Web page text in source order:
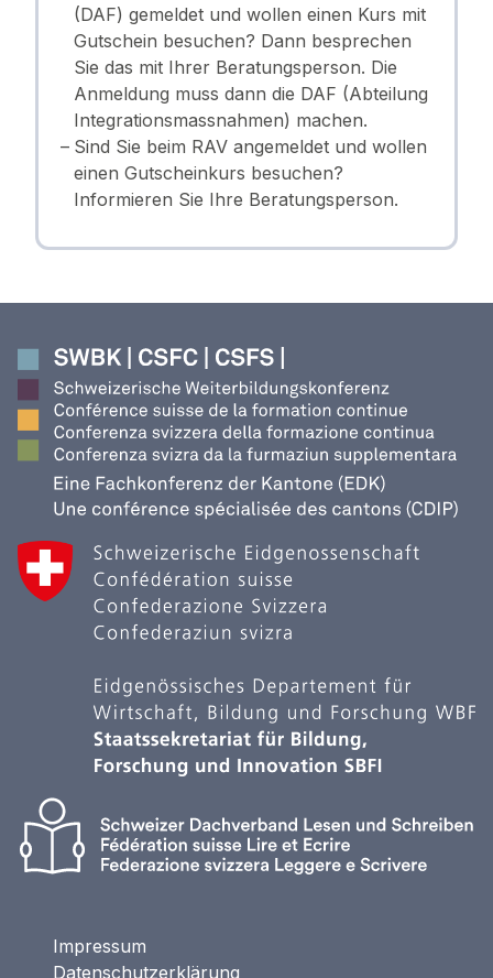
(DAF) gemeldet und wollen einen Kurs mit
Gutschein besuchen? Dann besprechen
Sie das mit Ihrer Beratungsperson. Die
Anmeldung muss dann die DAF (Abteilung
Integrationsmassnahmen) machen.
Sind Sie beim RAV angemeldet und wollen
einen Gutscheinkurs besuchen?
Informieren Sie Ihre Beratungsperson.
Impressum
Datenschutzerklärung